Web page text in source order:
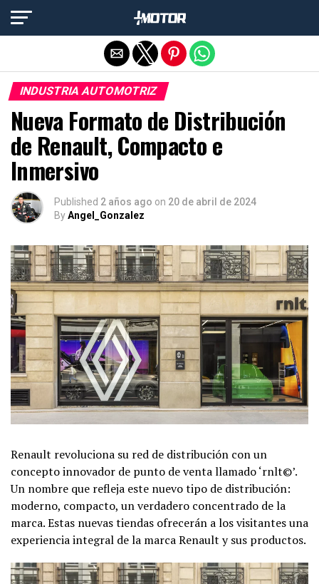
INDUSTRIA AUTOMOTRIZ
Nueva Formato de Distribución
de Renault, Compacto e
Inmersivo
Published 2 años ago on 20 de abril de 2024
ByAngel_Gonzalez
Renault revoluciona su red de distribución con un
concepto innovador de punto de venta llamado ‘rnlt©’.
Un nombre que refleja este nuevo tipo de distribución:
moderno, compacto, un verdadero concentrado de la
marca. Estas nuevas tiendas ofrecerán a los visitantes una
experiencia integral de la marca Renault y sus productos.
Salir de la versión móvil